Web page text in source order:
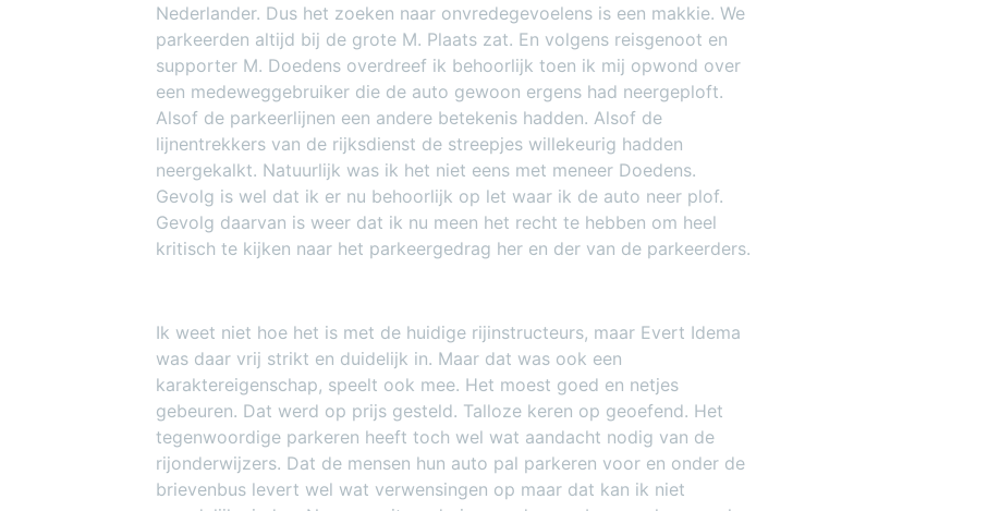
Nederlander. Dus het zoeken naar onvredegevoelens is een makkie. We
parkeerden altijd bij de grote M. Plaats zat. En volgens reisgenoot en
supporter M. Doedens overdreef ik behoorlijk toen ik mij opwond over
een medeweggebruiker die de auto gewoon ergens had neergeploft.
Alsof de parkeerlijnen een andere betekenis hadden. Alsof de
lijnentrekkers van de rijksdienst de streepjes willekeurig hadden
neergekalkt. Natuurlijk was ik het niet eens met meneer Doedens.
Gevolg is wel dat ik er nu behoorlijk op let waar ik de auto neer plof.
Gevolg daarvan is weer dat ik nu meen het recht te hebben om heel
kritisch te kijken naar het parkeergedrag her en der van de parkeerders.
Ik weet niet hoe het is met de huidige rijinstructeurs, maar Evert Idema
was daar vrij strikt en duidelijk in. Maar dat was ook een
karaktereigenschap, speelt ook mee. Het moest goed en netjes
gebeuren. Dat werd op prijs gesteld. Talloze keren op geoefend. Het
tegenwoordige parkeren heeft toch wel wat aandacht nodig van de
rijonderwijzers. Dat de mensen hun auto pal parkeren voor en onder de
brievenbus levert wel wat verwensingen op maar dat kan ik niet